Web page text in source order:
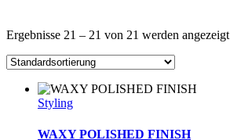
Ergebnisse 21 – 21 von 21 werden angezeigt
Styling
WAXY POLISHED FINISH